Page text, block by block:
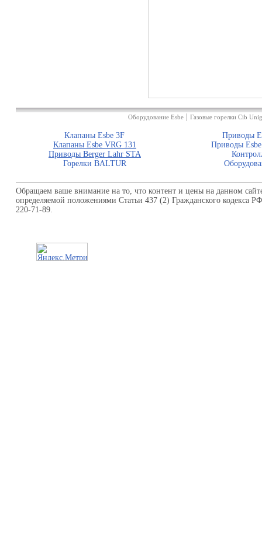
Оборудование Esbe Газовые горелки Cib
Клапаны Esbe 3F
Приводы
Клапаны Esbe VRG 131
Приводы
Приводы Berger Lahr STA
Горелки BALTUR
Обращаем ваше внимание на то, что контент и цены на данном
определяемой положениями Статьи 437 (2) Гражданского кодекса
220-71-89.